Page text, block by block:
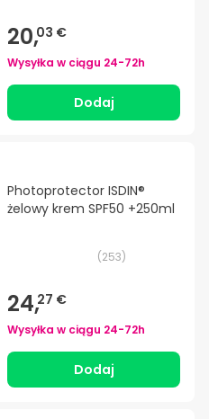
20,03 €
Wysyłka w ciągu 24-72h
Dodaj
Photoprotector ISDIN®
żelowy krem SPF50 +250ml
(253)
24,27 €
Wysyłka w ciągu 24-72h
Dodaj